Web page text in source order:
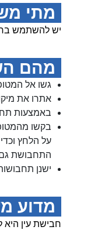
מתי
יש להשתמש
מהם
גשו אל
אתרו את
באמצעות
בקשו
על הלחץ
התחבושת גם
ישנן
מדוע
חבישת עין היא